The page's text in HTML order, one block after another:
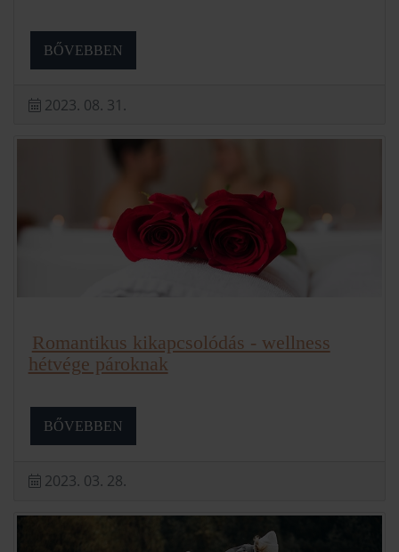
BŐVEBBEN
2023. 08. 31.
Romantikus kikapcsolódás - wellness
hétvége pároknak
BŐVEBBEN
2023. 03. 28.